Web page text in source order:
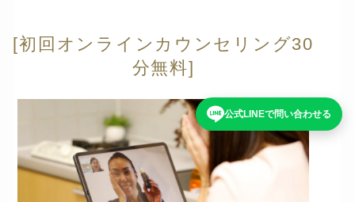
[初回オンラインカウンセリング30
分無料]
公式LINEで問い合わせる